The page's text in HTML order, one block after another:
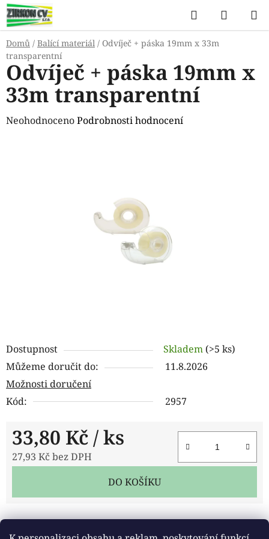
Přejít
na
obsah
Hledat
KOŠÍK
Domů / Balící materiál / Odvíječ + páska 19mm x 33m
transparentní
Dostupnost Skladem (>5 ks)
Můžeme doručit do:
11.8.2026
Možnosti doručení
Kód:
2957
33,80 Kč / ks
27,93 Kč bez DPH
DO KOŠÍKU
Odvíječ + páska 19mm x
33m transparentní
Průměrné
NeohodnocenoPodrobnosti hodnocení